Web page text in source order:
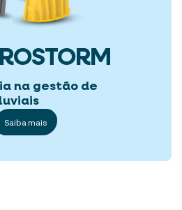
na gestão de
Saiba mais